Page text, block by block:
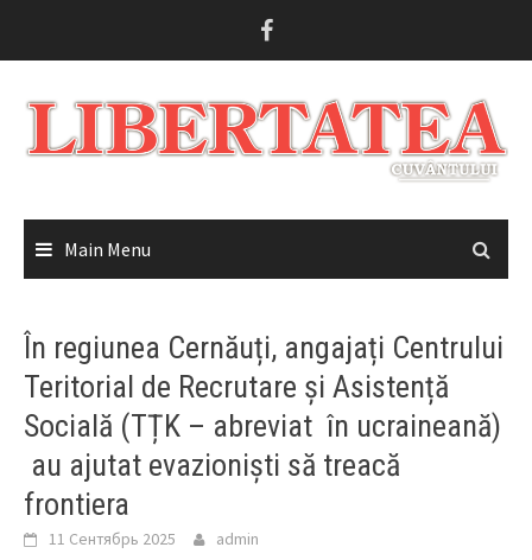
Main Menu
În regiunea Cernăuți, angajați Centrului
Teritorial de Recrutare și Asistență
Socială (TȚK – abreviat în ucraineană)
au ajutat evazioniști să treacă
frontiera
11 Сентябрь 2025 admin